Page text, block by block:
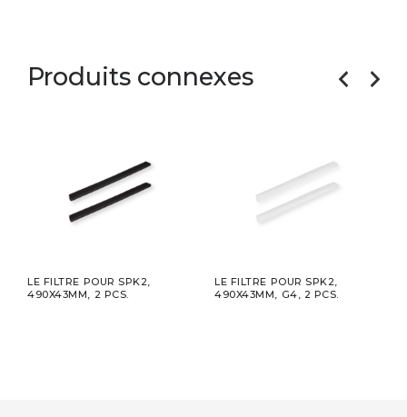
Produits connexes
LE FILTRE POUR SPK2,
490X43MM, 2 PCS.
LE FILTRE POUR SPK2,
490X43MM, G4, 2 PCS.